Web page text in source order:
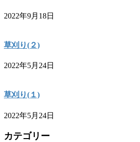
2022年9月18日
草刈り(２)
2022年5月24日
草刈り(１)
2022年5月24日
カテゴリー